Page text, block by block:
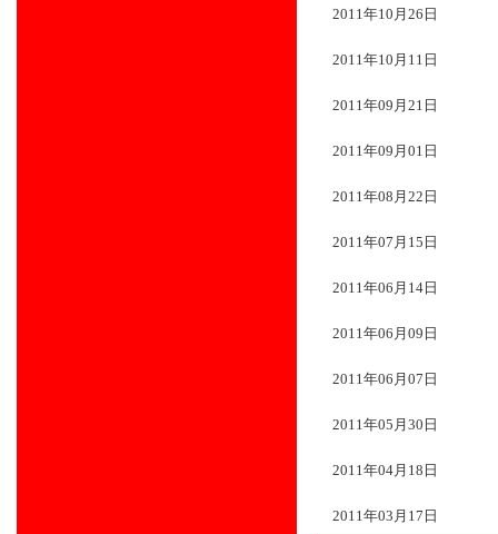
2011年10月26日
2011年10月11日
2011年09月21日
2011年09月01日
2011年08月22日
2011年07月15日
2011年06月14日
2011年06月09日
2011年06月07日
2011年05月30日
2011年04月18日
2011年03月17日